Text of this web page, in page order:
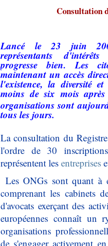
Consultation
Lancé le 23 juin
représentants
progresse bien. Les
maintenant un accès
l'existence, la diversité
moins de six mois
organisations sont
tous les jours.
La consultation du
l'ordre de 30
représentent les entreprises
Les ONGs sont quant
comprenant les cabinets
d'avocats exerçant des
européennes connaît un
organisations
de s'engager activement